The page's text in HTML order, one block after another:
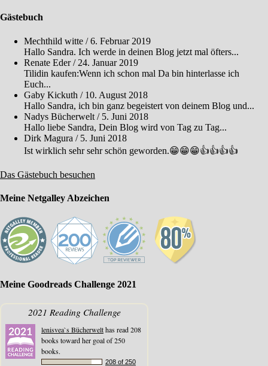
Gästebuch
Mechthild witte /6. Februar 2019
Hallo Sandra. Ich werde in deinen Blog jetzt mal öfters...
Renate Eder/ 24. Januar 2019
Tilidin kaufen:Wenn ich schon mal Da bin hinterlasse ich
Euch...
Gaby Kickuth / 10. August 2018
Hallo Sandra, ich bin ganz begeistert von deinem Blog und...
Nadys Bücherwelt / 5. Juni 2018
Hallo liebe Sandra, Dein Blog wird von Tag zu Tag...
Dirk Magura / 5. Juni 2018
Ist wirklich sehr sehr schön geworden.😁😁😁👍👍👍👍
Das Gästebuch besuchen
Meine Netgalley Abzeichen
Meine Goodreads Challenge 2021
2021 Reading Challenge
lenisvea`s Bücherwelthas read 208
books toward her goal of 250
books.
208 of 250